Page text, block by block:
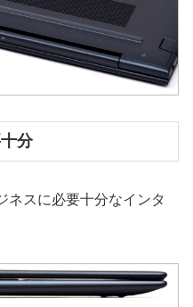
分
ネスに必要十分なインタ